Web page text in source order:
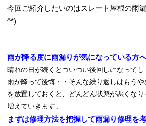
施工実績
スタッフブログ
今回ご紹介したいのはスレート屋根の雨
^*)
雨が降る度に雨漏りが気になっている方へ
晴れの日が続くとついつい後回しになってし
雨が降って後悔・・そんな繰り返しはもうや
を放置しておくと、どんどん状態が悪くな
増えていきます。
まずは修理方法を把握して雨漏り修理を